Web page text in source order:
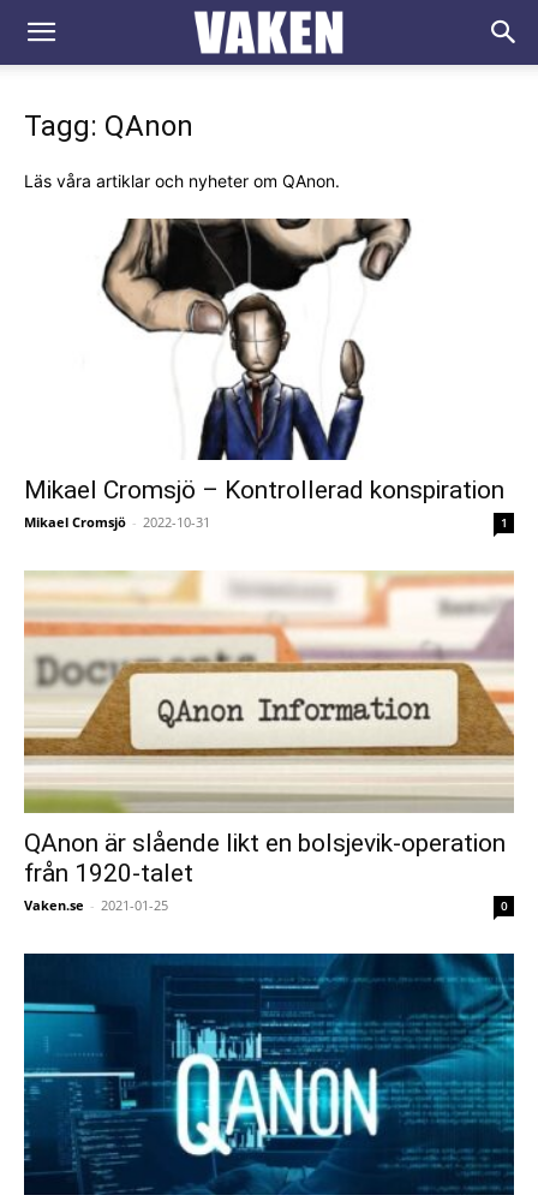
VAKEN.se
Tagg: QAnon
Läs våra artiklar och nyheter om QAnon.
Mikael Cromsjö – Kontrollerad konspiration
Mikael Cromsjö - 2022-10-31 1
QAnon är slående likt en bolsjevik-operation
från 1920-talet
Vaken.se - 2021-01-25 0